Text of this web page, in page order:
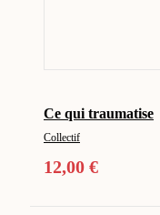
Ce qui traumatise
Collectif
12,00 €